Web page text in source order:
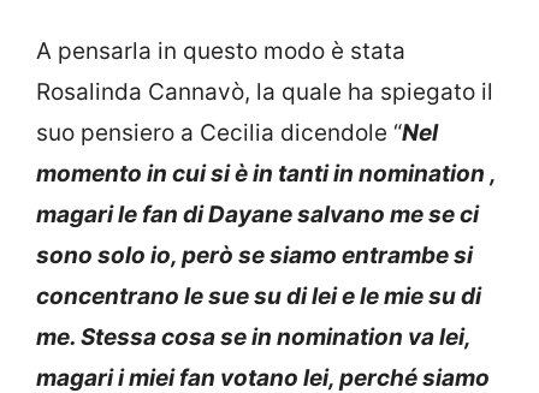
A pensarla in questo modo è stata
Rosalinda Cannavò, la quale ha spiegato il
suo pensiero a Cecilia dicendole “Nel
momento in cui si è in tanti in nomination ,
magari le fan di Dayane salvano me se ci
sono solo io, però se siamo entrambe si
concentrano le sue su di lei e le mie su di
me. Stessa cosa se in nomination va lei,
magari i miei fan votano lei, perché siamo